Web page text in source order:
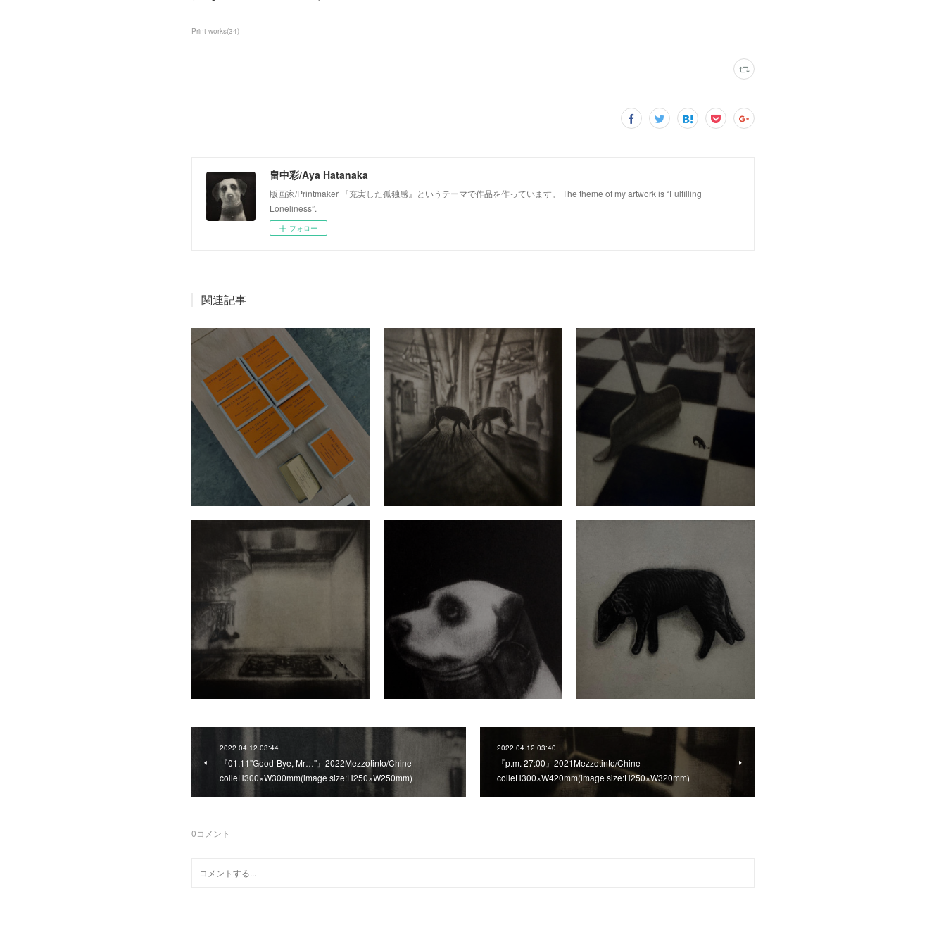
Print works(34)
畠中彩/Aya Hatanaka
版画家/Printmaker 『充実した孤独感』というテーマで作品を作っています。 The theme of my artwork is “Fulfilling
Loneliness”.
フォロー
関連記事
2022.04.12 03:44
『01.11"Good-Bye, Mr…"』2022Mezzotinto/Chine-
colleH300×W300mm(image size:H250×W250mm)
2022.04.12 03:40
『p.m. 27:00』2021Mezzotinto/Chine-
colleH300×W420mm(image size:H250×W320mm)
0コメント